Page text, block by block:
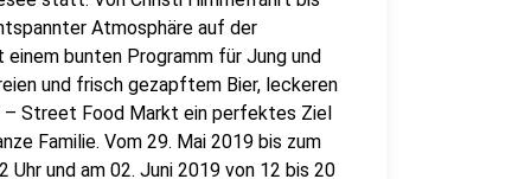
Atmosphäre auf der
bunten Programm für Jung und
und frisch gezapftem Bier, leckeren
– Street Food Markt ein perfektes Ziel
Familie. Vom 29. Mai 2019 bis zum
und am 02. Juni 2019 von 12 bis 20